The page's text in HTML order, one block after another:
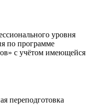
уровня
по программе
с учётом имеющейся
переподготовка